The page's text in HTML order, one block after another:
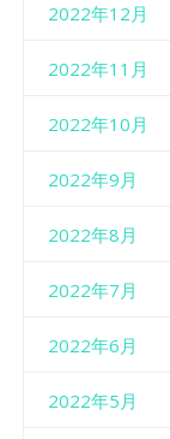
2022年12月
2022年11月
2022年10月
2022年9月
2022年8月
2022年7月
2022年6月
2022年5月